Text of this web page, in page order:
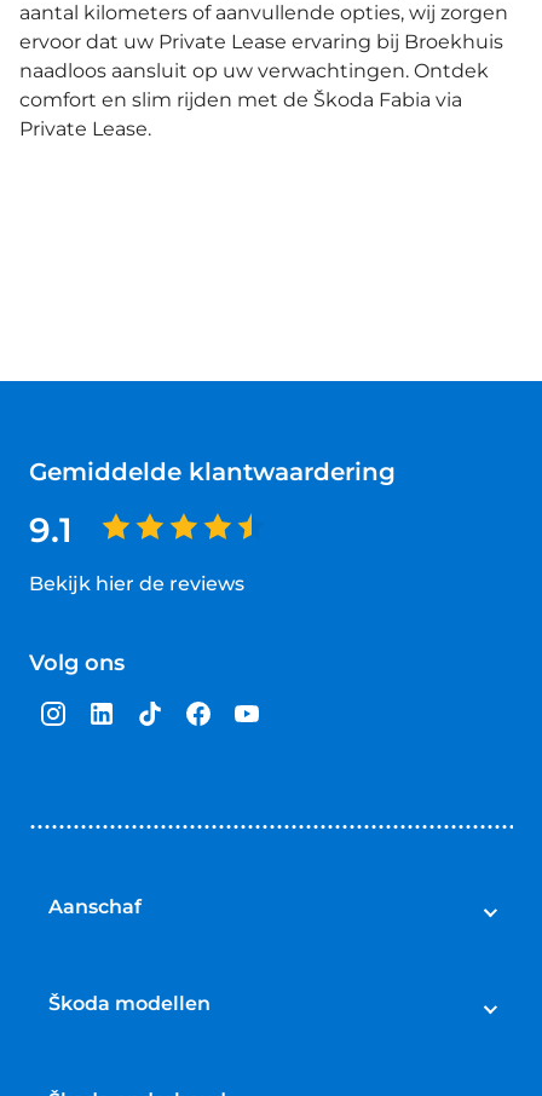
aantal kilometers of aanvullende opties, wij zorgen
ervoor dat uw Private Lease ervaring bij Broekhuis
naadloos aansluit op uw verwachtingen. Ontdek
comfort en slim rijden met de Škoda Fabia via
Private Lease.
Gemiddelde klantwaardering
9.1
Bekijk hier de reviews
van
sterren
Volg ons
Aanschaf
Škoda occasions
Škoda modellen